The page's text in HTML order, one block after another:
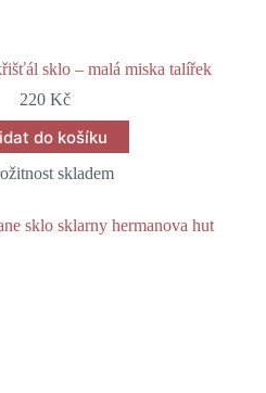
sklo – malá miska talířek
220 Kč
do košíku
skladem